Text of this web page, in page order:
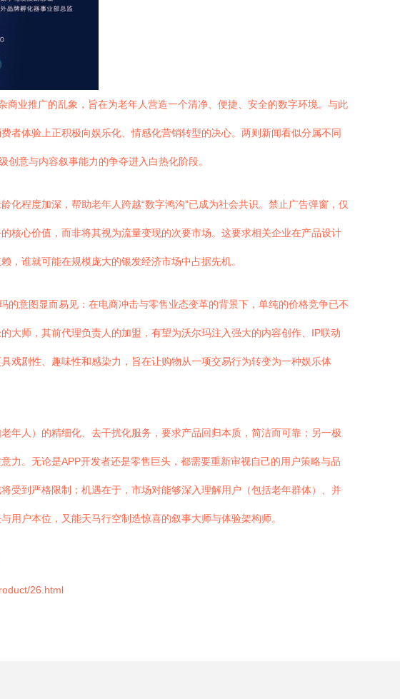
商业推广的乱象，旨在为老年人营造一个清净、便捷、安全的数字环境。与此
者体验上正积极向娱乐化、情感化营销转型的决心。两则新闻看似分属不同
意与内容叙事能力的争夺进入白热化阶段。
程度加深，帮助老年人跨越“数字鸿沟”已成为社会共识。禁止广告弹窗，仅
核心价值，而非将其视为流量变现的次要市场。这要求相关企业在产品设计
，谁就可能在规模庞大的银发经济市场中占据先机。
的意图显而易见：在电商冲击与零售业态变革的背景下，单纯的价格竞争已不
大师，其前代理负责人的加盟，有望为沃尔玛注入强大的内容创作、IP联动
戏剧性、趣味性和感染力，旨在让购物从一项交易行为转变为一种娱乐体
年人）的精细化、去干扰化服务，要求产品回归本质，简洁而可靠；另一极
力。无论是APP开发者还是零售巨头，都需要重新审视自己的用户策略与品
受到严格限制；机遇在于，市场对能够深入理解用户（包括老年群体）、并
户本位，又能天马行空制造惊喜的叙事大师与体验架构师。
26.html